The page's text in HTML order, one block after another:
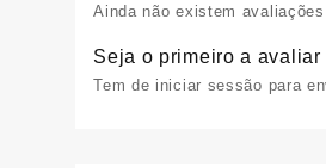
Ainda não existem avaliações.
Seja o primeiro a avaliar
Tem de iniciar sessão para